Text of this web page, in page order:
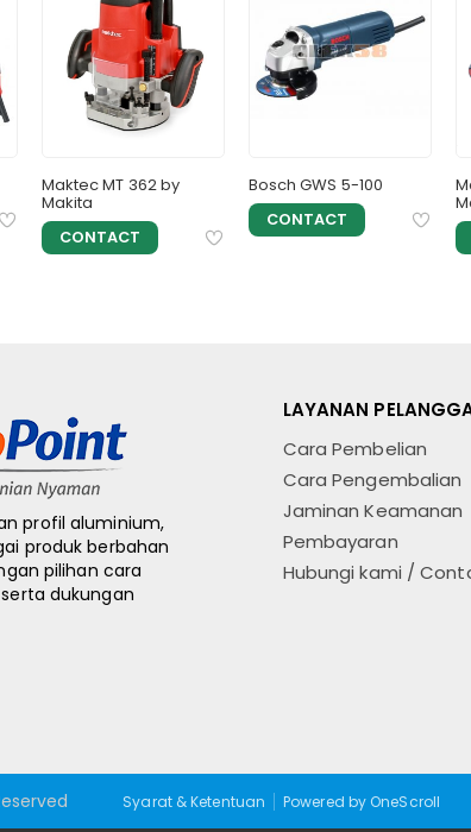
Maktec MT 362 by
Makita
CONTACT
Bosch GWS 5-100
CONTACT
profil aluminium,
produk berbahan
pilihan cara
dukungan
LAYANAN
Cara Pembelian
Cara Pengembalian
Jaminan Keamanan
Pembayaran
Hubungi kami /
Syarat & Ketentuan Powered by OneScroll